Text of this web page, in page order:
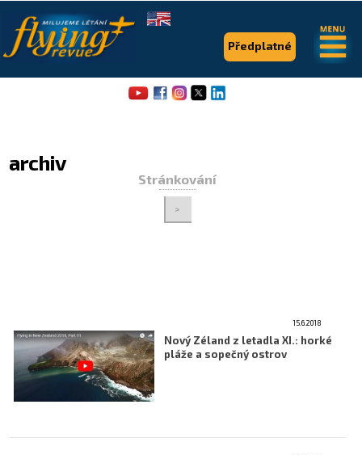
archiv
Stránkování
>
15.6.2018
Nový Zéland z letadla XI.: horké
pláže a sopečný ostrov
Předplatné
.
Flying Revue
Série & speciály
Letecká videa